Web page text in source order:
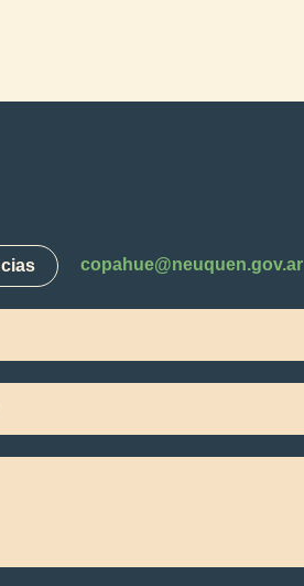
copahue@neuquen.gov.ar